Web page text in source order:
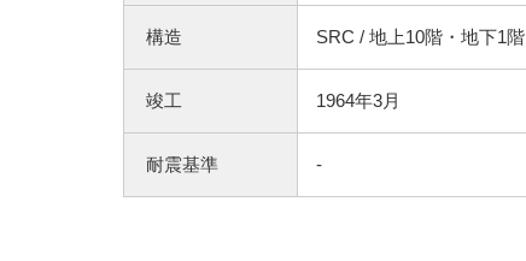
構造 SRC / 地上10階・地下1階
竣工 1964年3月
耐震基準 -